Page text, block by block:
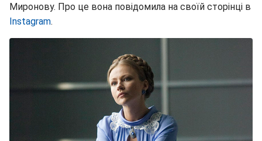
Миронову. Про це вона повідомила на своїй сторінці в
Instagram.